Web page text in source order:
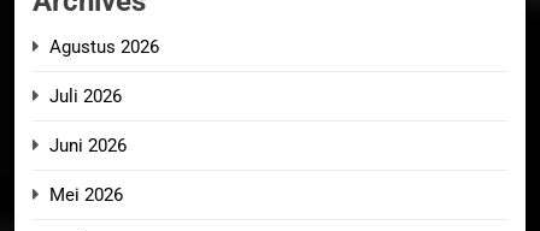
Agustus 2026
Juli 2026
Juni 2026
Mei 2026